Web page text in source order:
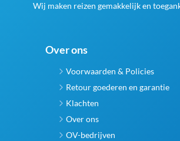
Wij maken reizen gemakkelijk en
Over ons
Voorwaarden & Policies
Retour goederen en garantie
Klachten
Over ons
OV-bedrijven